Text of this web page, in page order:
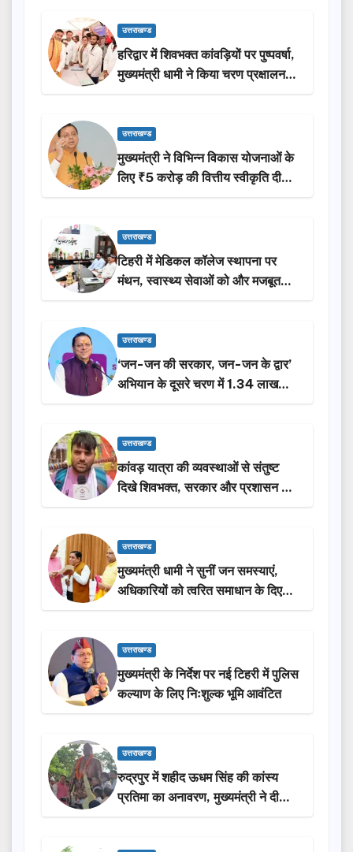
उत्तराखण्ड
हरिद्वार में शिवभक्त कांवड़ियों पर पुष्पवर्षा,
मुख्यमंत्री धामी ने किया चरण प्रक्षालन…
उत्तराखण्ड
मुख्यमंत्री ने विभिन्न विकास योजनाओं के
लिए ₹5 करोड़ की वित्तीय स्वीकृति दी…
उत्तराखण्ड
टिहरी में मेडिकल कॉलेज स्थापना पर
मंथन, स्वास्थ्य सेवाओं को और मजबूत
करेगी सरकार: मुख्यमंत्री धामी…
उत्तराखण्ड
‘जन-जन की सरकार, जन-जन के द्वार’
अभियान के दूसरे चरण में 1.34 लाख
लोगों की भागीदारी…
उत्तराखण्ड
कांवड़ यात्रा की व्यवस्थाओं से संतुष्ट
दिखे शिवभक्त, सरकार और प्रशासन की
सराहना…
उत्तराखण्ड
मुख्यमंत्री धामी ने सुनीं जन समस्याएं,
अधिकारियों को त्वरित समाधान के दिए
निर्देश
उत्तराखण्ड
मुख्यमंत्री के निर्देश पर नई टिहरी में पुलिस
कल्याण के लिए निःशुल्क भूमि आवंटित
उत्तराखण्ड
रुद्रपुर में शहीद ऊधम सिंह की कांस्य
प्रतिमा का अनावरण, मुख्यमंत्री ने दी
₹3.85 करोड़ की विकास परियोजनाओं